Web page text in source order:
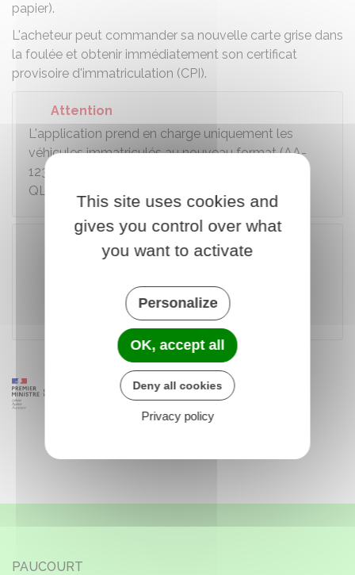
papier).
L'acheteur peut commander sa nouvelle carte grise dans
la foulée et obtenir immédiatement son certificat
provisoire d'immatriculation (CPI).
Attention
L'application prend en charge uniquement les
véhicules immatriculés au nouveau format (AA-
123-AA) et les véhicules de type VP, TM, QM,
QLEM, CL, CYCL, CTTE, MTL, MTT1 ou MTT2.
Agence nationale des titres sécurisés (ANTS)
PAUCOURT
This site uses cookies and
gives you control over what
you want to activate
Personalize
OK, accept all
Deny all cookies
Privacy policy